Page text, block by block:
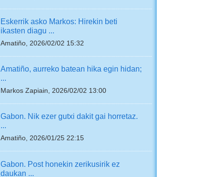
Eskerrik asko Markos: Hirekin beti
ikasten diagu ...
Amatiño, 2026/02/02 15:32
Amatiño, aurreko batean hika egin hidan;
...
Markos Zapiain, 2026/02/02 13:00
Gabon. Nik ezer gutxi dakit gai horretaz.
...
Amatiño, 2026/01/25 22:15
Gabon. Post honekin zerikusirik ez
daukan ...